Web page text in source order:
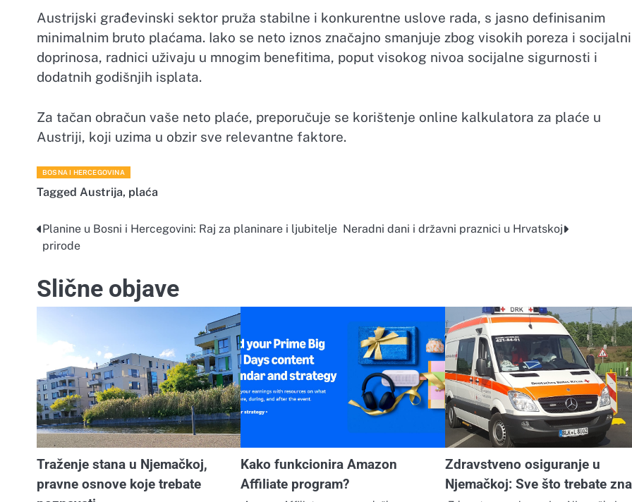
Austrijski građevinski sektor pruža stabilne i konkurentne uslove rada, s jasno definisanim
minimalnim bruto plaćama. Iako se neto iznos značajno smanjuje zbog visokih poreza i
doprinosa, radnici uživaju u mnogim benefitima, poput visokog nivoa socijalne sigurnosti i
dodatnih godišnjih isplata.
Za tačan obračun vaše neto plaće, preporučuje se korištenje online kalkulatora za plaće u
Austriji, koji uzima u obzir sve relevantne faktore.
BOSNA I HERCEGOVINA
Tagged Austrija, plaća
Navigacija
objava
Planine u Bosni i Hercegovini: Raj za planinare i ljubitelje
prirode
Neradni dani i državni praznici u Hrvatskoj
Slične objave
Traženje stana u Njemačkoj,
pravne osnove koje trebate
Kako funkcionira Amazon
Affiliate program?
Zdravstveno osiguranje u
Njemačkoj: Sve što trebate